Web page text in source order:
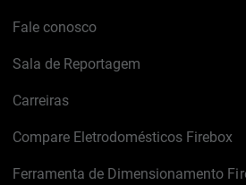
Fale conosco
Sala de Reportagem
Carreiras
Compare Eletrodomésticos Firebox
Ferramenta de Dimensionamento